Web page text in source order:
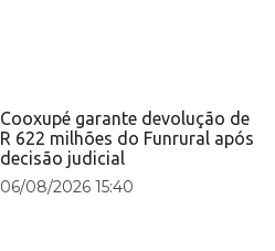
Cooxupé garante devolução de
R 622 milhões do Funrural após
decisão judicial
06/08/2026 15:40